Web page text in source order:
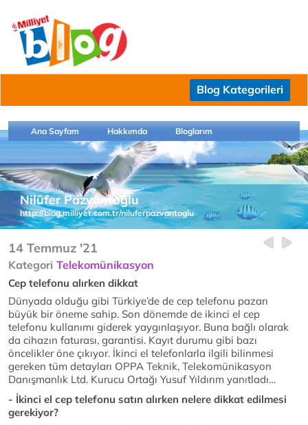
Blog Kategorileri
Ana Sayfam Hakkımda Bloglarım
Nilüfer Pazvantoğlu
http://blog.milliyet.com.tr/niluferpazvantoglu
14 Temmuz '21
Kategori Telekomünikasyon
Cep telefonu alırken dikkat
Dünyada olduğu gibi Türkiye’de de cep telefonu pazarı
büyük bir öneme sahip. Son dönemde de ikinci el cep
telefonu kullanımı giderek yaygınlaşıyor. Buna bağlı olarak
da cihazın faturası, garantisi. Kayıt durumu gibi bazı
öncelikler öne çıkıyor. İkinci el telefonlarla ilgili bilinmesi
gereken tüm detayları OPPA Teknik, Telekomünikasyon
Danışmanlık Ltd. Kurucu Ortağı Yusuf Yıldırım yanıtladı…
- İkinci el cep telefonu satın alırken nelere dikkat edilmesi
gerekiyor?